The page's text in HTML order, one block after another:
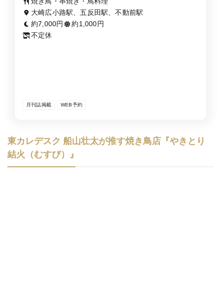
大崎広小路駅、五反田駅、不動前駅
約7,000円
約1,000円
不定休
月刊誌掲載 WEB予約
東カレデスク 船山壮太が推す焼き鳥店『やきとり
結火（むすび）』